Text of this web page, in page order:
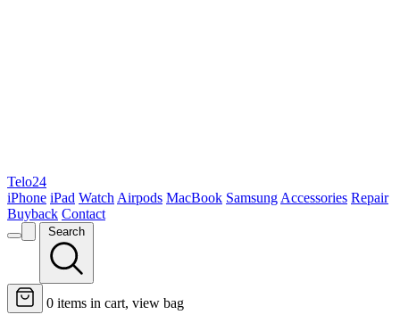
Telo24
iPhone iPad Watch Airpods MacBook Samsung Accessories Repair
Buyback Contact
Search
0 items in cart, view bag